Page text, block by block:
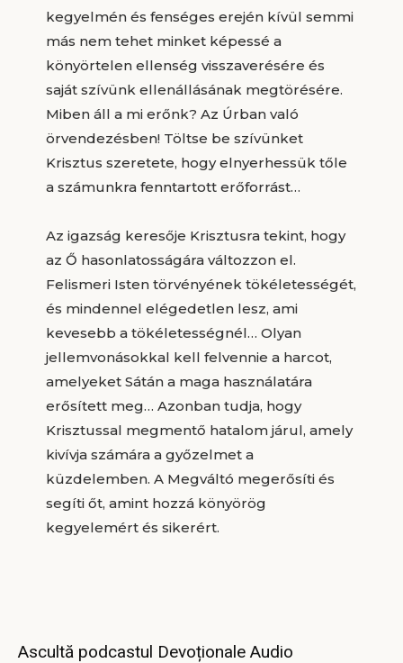
kegyelmén és fenséges erején kívül semmi
más nem tehet minket képessé a
könyörtelen ellenség visszaverésére és
saját szívünk ellenállásának megtörésére.
Miben áll a mi erőnk? Az Úrban való
örvendezésben! Töltse be szívünket
Krisztus szeretete, hogy elnyerhessük tőle
a számunkra fenntartott erőforrást…
Az igazság keresője Krisztusra tekint, hogy
az Ő hasonlatosságára változzon el.
Felismeri Isten törvényének tökéletességét,
és mindennel elégedetlen lesz, ami
kevesebb a tökéletességnél… Olyan
jellemvonásokkal kell felvennie a harcot,
amelyeket Sátán a maga használatára
erősített meg… Azonban tudja, hogy
Krisztussal megmentő hatalom járul, amely
kivívja számára a győzelmet a
küzdelemben. A Megváltó megerősíti és
segíti őt, amint hozzá könyörög
kegyelemért és sikerért.
Ascultă podcastul Devoționale Audio